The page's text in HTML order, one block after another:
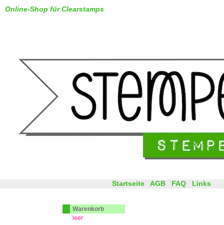
Online-Shop für Clearstamps
Startseite AGB FAQ Links
Warenkorb
leer